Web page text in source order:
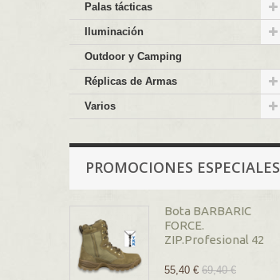
Palas tácticas
Iluminación
Outdoor y Camping
Réplicas de Armas
Varios
PROMOCIONES ESPECIALES
Bota BARBARIC
FORCE.
ZIP.Profesional 42
55,40 € 69,40 €